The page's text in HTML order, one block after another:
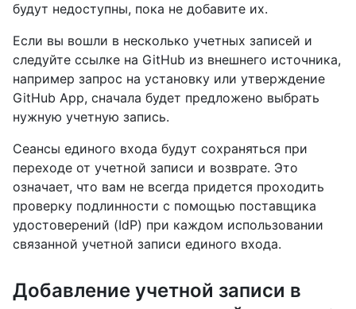
будут недоступны, пока не добавите их.
Если вы вошли в несколько учетных записей и
следуйте ссылке на GitHub из внешнего источника,
например запрос на установку или утверждение
GitHub App, сначала будет предложено выбрать
нужную учетную запись.
Сеансы единого входа будут сохраняться при
переходе от учетной записи и возврате. Это
означает, что вам не всегда придется проходить
проверку подлинности с помощью поставщика
удостоверений (IdP) при каждом использовании
связанной учетной записи единого входа.
Добавление учетной записи в